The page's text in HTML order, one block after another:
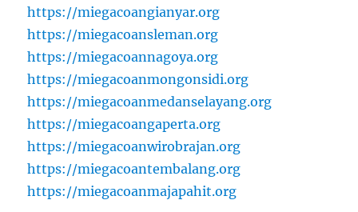
https://miegacoangianyar.org
https://miegacoansleman.org
https://miegacoannagoya.org
https://miegacoanmongonsidi.org
https://miegacoanmedanselayang.org
https://miegacoangaperta.org
https://miegacoanwirobrajan.org
https://miegacoantembalang.org
https://miegacoanmajapahit.org